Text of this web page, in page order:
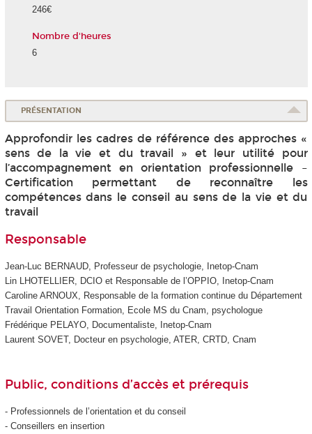
246€
Nombre d'heures
6
PRÉSENTATION
Approfondir les cadres de référence des approches «
sens de la vie et du travail » et leur utilité pour
l’accompagnement en orientation professionnelle –
Certification permettant de reconnaître les
compétences dans le conseil au sens de la vie et du
travail
Responsable
Jean-Luc BERNAUD, Professeur de psychologie, Inetop-Cnam
Lin LHOTELLIER, DCIO et Responsable de l’OPPIO, Inetop-Cnam
Caroline ARNOUX, Responsable de la formation continue du Département
Travail Orientation Formation, Ecole MS du Cnam, psychologue
Frédérique PELAYO, Documentaliste, Inetop-Cnam
Laurent SOVET, Docteur en psychologie, ATER, CRTD, Cnam
Public, conditions d’accès et prérequis
- Professionnels de l’orientation et du conseil
- Conseillers en insertion